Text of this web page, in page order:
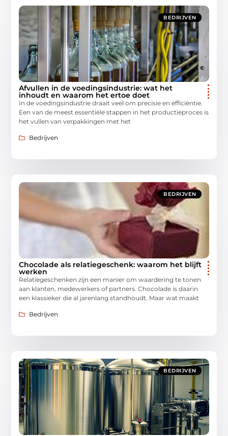
BEDRIJVEN
Afvullen in de voedingsindustrie: wat het
inhoudt en waarom het ertoe doet
In de voedingsindustrie draait veel om precisie en efficiëntie.
Een van de meest essentiële stappen in het productieproces is
het vullen van verpakkingen met het
Bedrijven
BEDRIJVEN
Chocolade als relatiegeschenk: waarom het blijft
werken
Relatiegeschenken zijn een manier om waardering te tonen
aan klanten, medewerkers of partners. Chocolade is daarin
een klassieker die al jarenlang standhoudt. Maar wat maakt
Bedrijven
BEDRIJVEN